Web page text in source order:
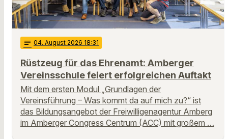
notes 04. August 2026 18:31
Rüstzeug für das Ehrenamt: Amberger
Vereinsschule feiert erfolgreichen Auftakt
Mit dem ersten Modul „Grundlagen der
Vereinsführung – Was kommt da auf mich zu?“ ist
das Bildungsangebot der Freiwilligenagentur Amberg
im Amberger Congress Centrum (ACC) mit großem …